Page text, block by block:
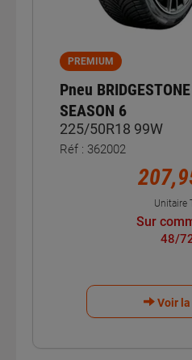
PREMIUM
Pneu
SEASON 6
225/50R18 99W
Réf : 362002
Unitaire
Sur
48/
Voir la